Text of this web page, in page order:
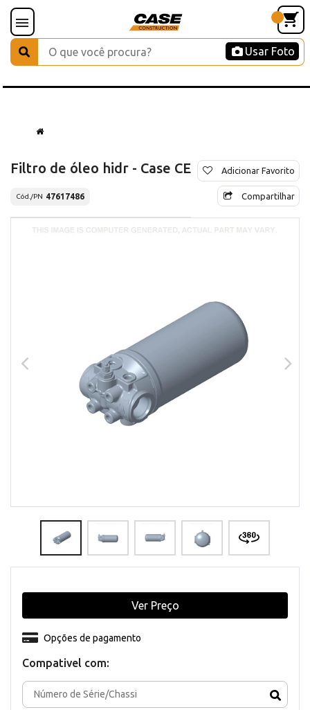
Usar Foto
Filtro de óleo hidr - Case CE
Cód./PN 47617486
Adicionar Favorito
Compartilhar
Compativel com:
Opções de pagamento
Ver Preço